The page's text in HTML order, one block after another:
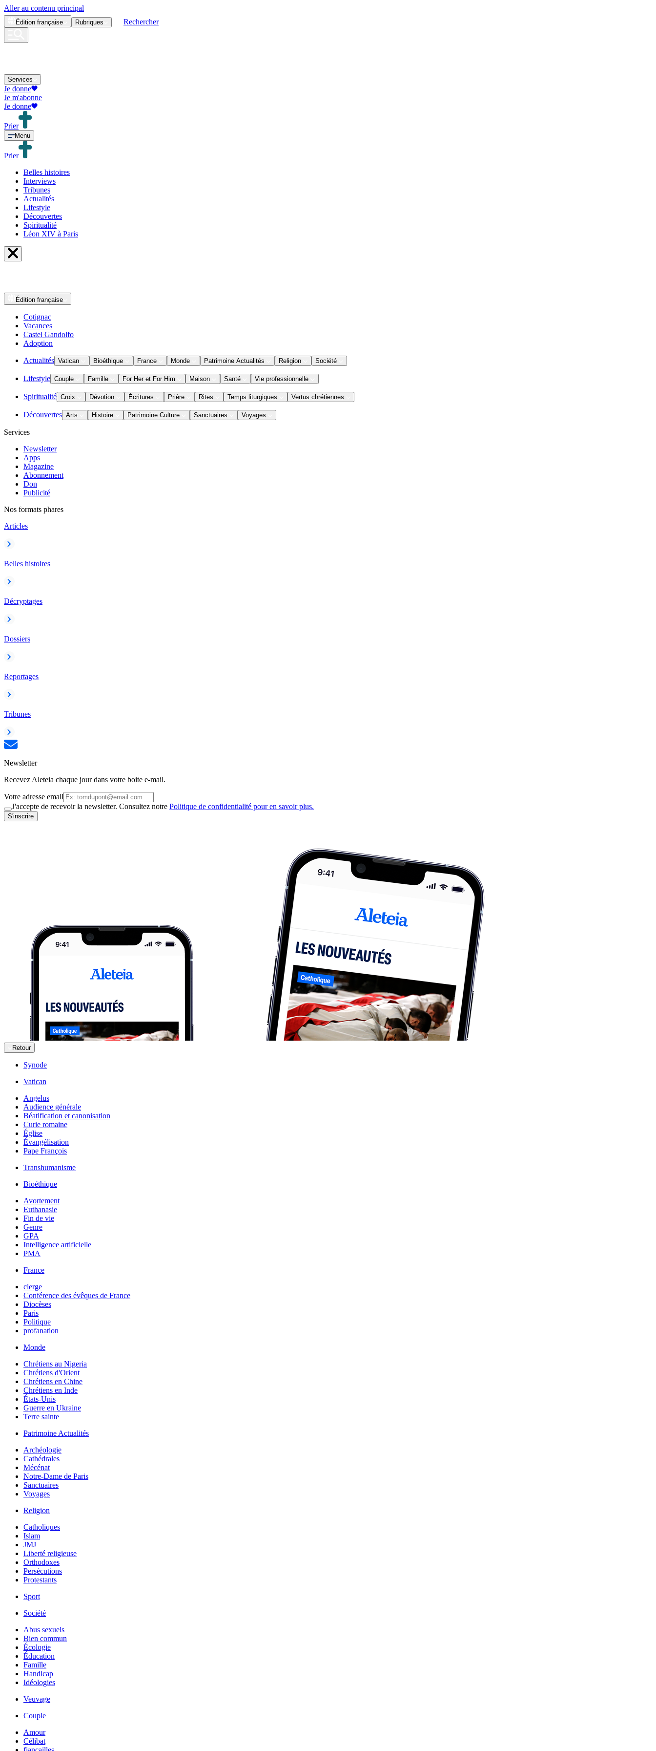
Aller au contenu principal
Édition française Rubriques Rechercher
Services
Je donne
Je m'abonne
Je donne
Prier
Menu
Prier
Belles histoires
Interviews
Tribunes
Actualités
Lifestyle
Découvertes
Spiritualité
Léon XIV à Paris
Édition française
Cotignac
Vacances
Castel Gandolfo
Adoption
Actualités Vatican Bioéthique France Monde Patrimoine Actualités Religion Société
Lifestyle Couple Famille For Her et For Him Maison Santé Vie professionnelle
Spiritualité Croix Dévotion Écritures Prière Rites Temps liturgiques Vertus chrétiennes
Découvertes Arts Histoire Patrimoine Culture Sanctuaires Voyages
Services
Newsletter
Apps
Magazine
Abonnement
Don
Publicité
Nos formats phares
Articles
Belles histoires
Décryptages
Dossiers
Reportages
Tribunes
Newsletter
Recevez Aleteia chaque jour dans votre boite e-mail.
Votre adresse email
J'accepte de recevoir la newsletter. Consultez notre Politique de confidentialité pour en savoir plus.
S'inscrire
Retour
Synode
Vatican
Angelus
Audience générale
Béatification et canonisation
Curie romaine
Église
Évangélisation
Pape François
Transhumanisme
Bioéthique
Avortement
Euthanasie
Fin de vie
Genre
GPA
Intelligence artificielle
PMA
France
clerge
Conférence des évêques de France
Diocèses
Paris
Politique
profanation
Monde
Chrétiens au Nigeria
Chrétiens d'Orient
Chrétiens en Chine
Chrétiens en Inde
États-Unis
Guerre en Ukraine
Terre sainte
Patrimoine Actualités
Archéologie
Cathédrales
Mécénat
Notre-Dame de Paris
Sanctuaires
Voyages
Religion
Catholiques
Islam
JMJ
Liberté religieuse
Orthodoxes
Persécutions
Protestants
Sport
Société
Abus sexuels
Bien commun
Écologie
Éducation
Famille
Handicap
Idéologies
Veuvage
Couple
Amour
Célibat